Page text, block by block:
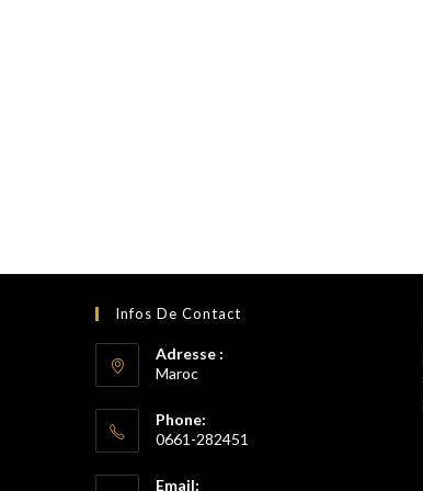
Infos De Contact
Adresse :
Maroc
Phone:
0661-282451
Email: